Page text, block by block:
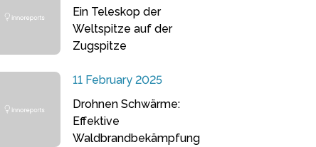
Ein Teleskop der
Weltspitze auf der
Zugspitze
11 February 2025
Drohnen Schwärme:
Effektive
Waldbrandbekämpfung